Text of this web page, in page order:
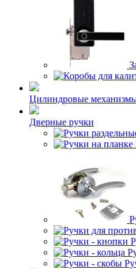
Цилиндровые
Дверные ручки